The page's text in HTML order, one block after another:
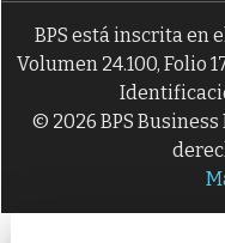
BPS está inscrita en
Volumen 24.100, Folio
© 2026 BPS Business